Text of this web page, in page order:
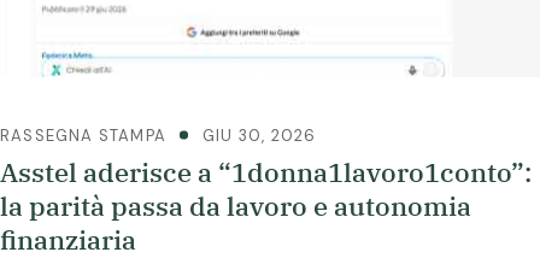
RASSEGNA STAMPA GIU 30, 2026
Asstel aderisce a “1donna1lavoro1conto”:
la parità passa da lavoro e autonomia
finanziaria